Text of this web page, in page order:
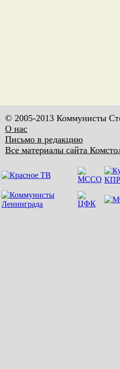
© 2005-2013 Коммунисты
О нас
Письмо в редакцию
Все материалы сайта